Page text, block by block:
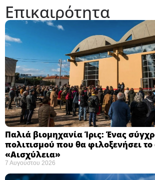
Επικαιρότητα
Παλιά βιομηχανία Ίρις: Ένας
πολιτισμού που θα φιλοξενήσει
«Αισχύλεια» ​
7 Αυγούστου 2026